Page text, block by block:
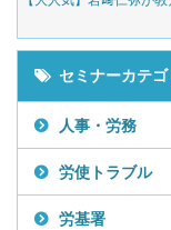
セミナーカテゴ
人事・労務
労使トラブル
労基署